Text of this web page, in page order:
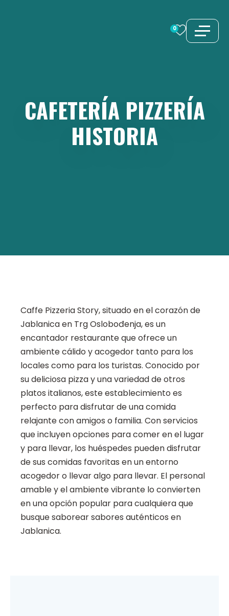
0
CAFETERÍA PIZZERÍA
HISTORIA
Caffe Pizzeria Story, situado en el corazón de
Jablanica en Trg Oslobođenja, es un
encantador restaurante que ofrece un
ambiente cálido y acogedor tanto para los
locales como para los turistas. Conocido por
su deliciosa pizza y una variedad de otros
platos italianos, este establecimiento es
perfecto para disfrutar de una comida
relajante con amigos o familia. Con servicios
que incluyen opciones para comer en el lugar
y para llevar, los huéspedes pueden disfrutar
de sus comidas favoritas en un entorno
acogedor o llevar algo para llevar. El personal
amable y el ambiente vibrante lo convierten
en una opción popular para cualquiera que
busque saborear sabores auténticos en
Jablanica.